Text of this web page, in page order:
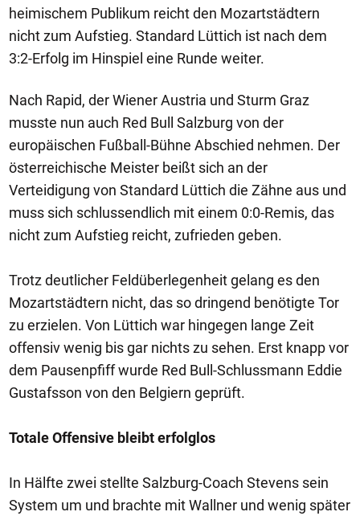
heimischem Publikum reicht den Mozartstädtern
nicht zum Aufstieg. Standard Lüttich ist nach dem
3:2-Erfolg im Hinspiel eine Runde weiter.
Nach Rapid, der Wiener Austria und Sturm Graz
musste nun auch Red Bull Salzburg von der
europäischen Fußball-Bühne Abschied nehmen. Der
österreichische Meister beißt sich an der
Verteidigung von Standard Lüttich die Zähne aus und
muss sich schlussendlich mit einem 0:0-Remis, das
nicht zum Aufstieg reicht, zufrieden geben.
Trotz deutlicher Feldüberlegenheit gelang es den
Mozartstädtern nicht, das so dringend benötigte Tor
zu erzielen. Von Lüttich war hingegen lange Zeit
offensiv wenig bis gar nichts zu sehen. Erst knapp vor
dem Pausenpfiff wurde Red Bull-Schlussmann Eddie
Gustafsson von den Belgiern geprüft.
Totale Offensive bleibt erfolglos
In Hälfte zwei stellte Salzburg-Coach Stevens sein
System um und brachte mit Wallner und wenig später